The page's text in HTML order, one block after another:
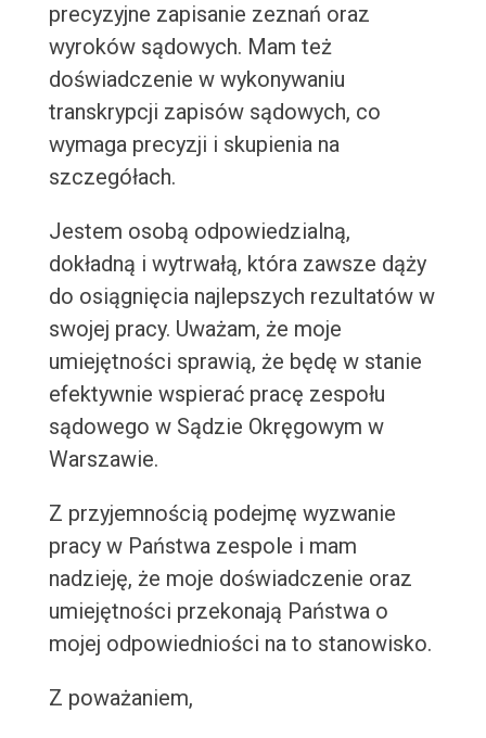
precyzyjne zapisanie zeznań oraz
wyroków sądowych. Mam też
doświadczenie w wykonywaniu
transkrypcji zapisów sądowych, co
wymaga precyzji i skupienia na
szczegółach.
Jestem osobą odpowiedzialną,
dokładną i wytrwałą, która zawsze dąży
do osiągnięcia najlepszych rezultatów w
swojej pracy. Uważam, że moje
umiejętności sprawią, że będę w stanie
efektywnie wspierać pracę zespołu
sądowego w Sądzie Okręgowym w
Warszawie.
Z przyjemnością podejmę wyzwanie
pracy w Państwa zespole i mam
nadzieję, że moje doświadczenie oraz
umiejętności przekonają Państwa o
mojej odpowiedniości na to stanowisko.
Z poważaniem,